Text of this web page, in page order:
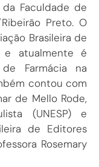
Faculdade de
Preto. O
Brasileira de
e atualmente é
Farmácia na
contou com
de Mello Rode,
(UNESP) e
de Editores
Rosemary